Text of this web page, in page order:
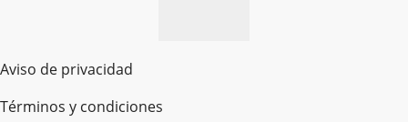
Aviso de privacidad
Términos y condiciones